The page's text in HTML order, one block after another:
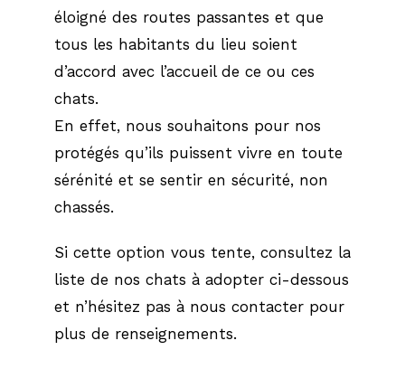
éloigné des routes passantes et que
tous les habitants du lieu soient
d’accord avec l’accueil de ce ou ces
chats.
En effet, nous souhaitons pour nos
protégés qu’ils puissent vivre en toute
sérénité et se sentir en sécurité, non
chassés.
Si cette option vous tente, consultez la
liste de nos chats à adopter ci-dessous
et n’hésitez pas à nous contacter pour
plus de renseignements.